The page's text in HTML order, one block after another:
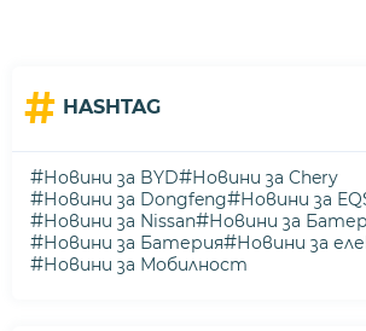
# HASHTAG
#Новини за BYD#Новини за Chery
#Новини за Dongfeng#Новини за
#Новини за Nissan#Новини за
#Новини за Батерия#Новини за
#Новини за Мобилност